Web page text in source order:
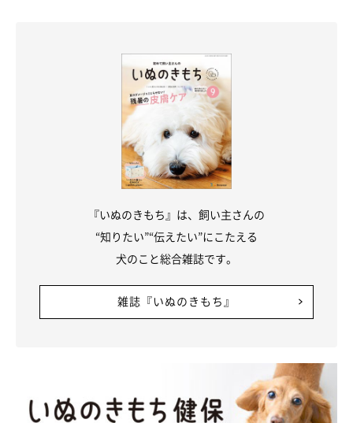
『いぬのきもち』は、飼い主さんの
“知りたい”“伝えたい”にこたえる
犬のこと総合雑誌です。
雑誌『いぬのきもち』